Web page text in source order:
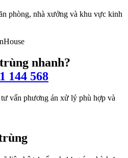
phòng, nhà xưởng và khu vực kinh
nhanh?
144 568
vấn phương án xử lý phù hợp và